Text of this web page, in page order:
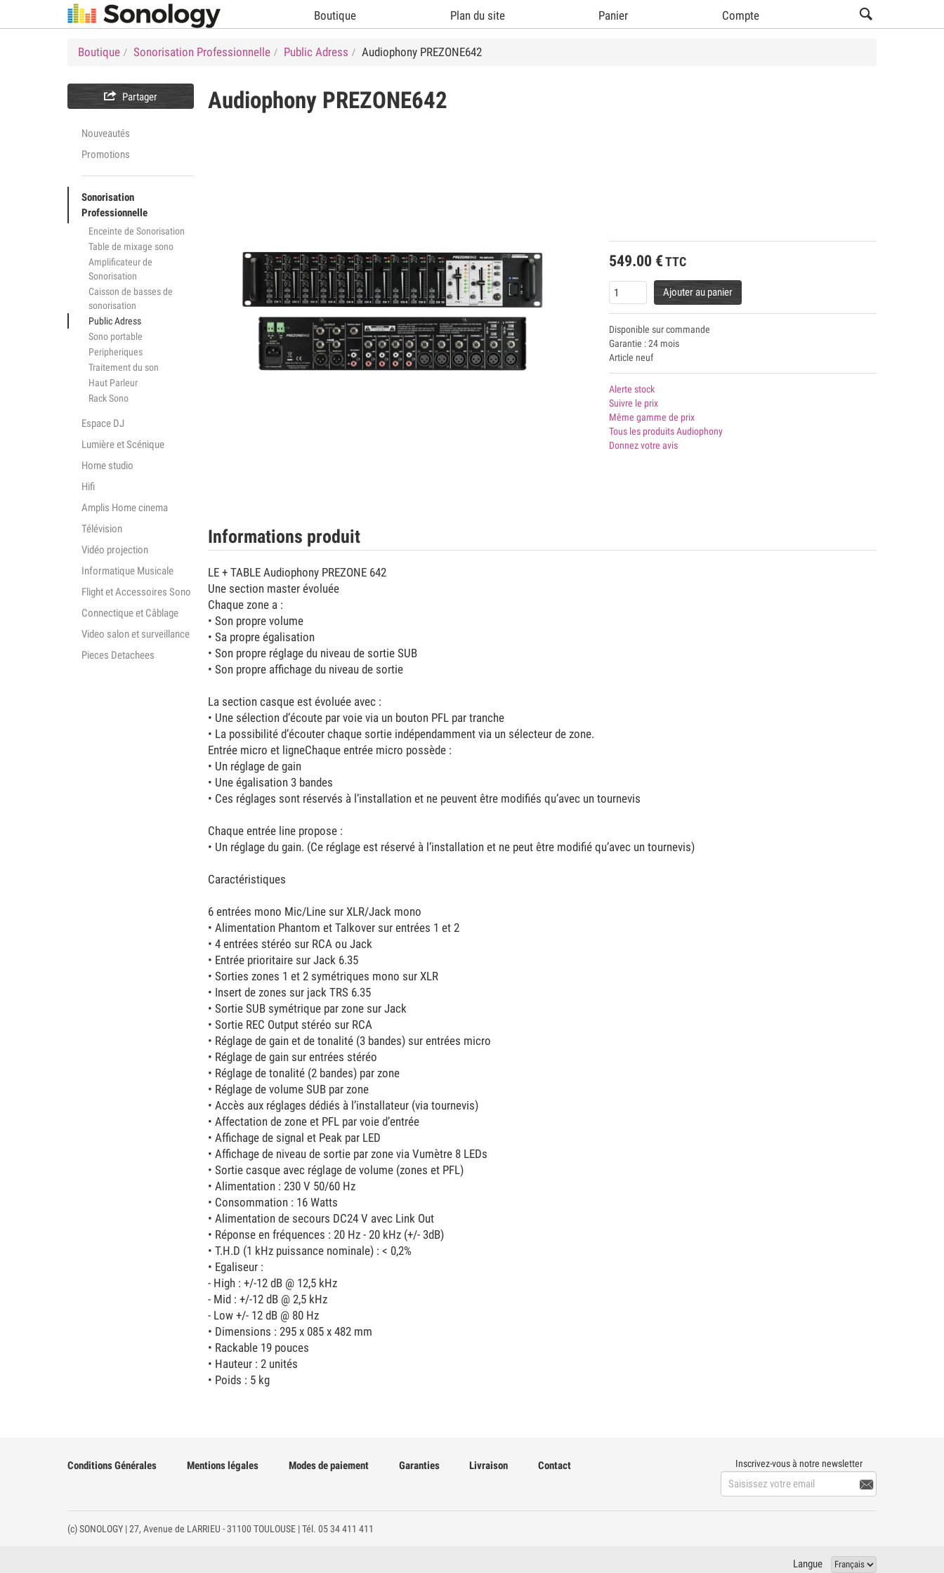
Boutique Plan du site Panier Compte
Boutique Sonorisation Professionnelle Public Adress Audiophony PREZONE642
 Partager
Nouveautés
Promotions
Sonorisation
Professionnelle
Enceinte de Sonorisation
Table de mixage sono
Amplificateur de
Sonorisation
Caisson de basses de
sonorisation
Public Adress
Sono portable
Peripheriques
Traitement du son
Haut Parleur
Rack Sono
Espace DJ
Lumière et Scénique
Home studio
Hifi
Amplis Home cinema
Télévision
Vidéo projection
Informatique Musicale
Flight et Accessoires Sono
Connectique et Câblage
Video salon et surveillance
Pieces Detachees
Audiophony PREZONE642
549.00 € TTC
Ajouter au panier
Disponible sur commande
Garantie : 24 mois
Article neuf
Alerte stock
Suivre le prix
Même gamme de prix
Tous les produits Audiophony
Donnez votre avis
Informations produit
LE + TABLE Audiophony PREZONE 642
Une section master évoluée
Chaque zone a :
• Son propre volume
• Sa propre égalisation
• Son propre réglage du niveau de sortie SUB
• Son propre affichage du niveau de sortie
La section casque est évoluée avec :
• Une sélection d’écoute par voie via un bouton PFL par tranche
• La possibilité d’écouter chaque sortie indépendamment via un sélecteur de zone.
Entrée micro et ligneChaque entrée micro possède :
• Un réglage de gain
• Une égalisation 3 bandes
• Ces réglages sont réservés à l’installation et ne peuvent être modifiés qu’avec un tournevis
Chaque entrée line propose :
• Un réglage du gain. (Ce réglage est réservé à l’installation et ne peut être modifié qu’avec un tournevis)
Caractéristiques
6 entrées mono Mic/Line sur XLR/Jack mono
• Alimentation Phantom et Talkover sur entrées 1 et 2
• 4 entrées stéréo sur RCA ou Jack
• Entrée prioritaire sur Jack 6.35
• Sorties zones 1 et 2 symétriques mono sur XLR
• Insert de zones sur jack TRS 6.35
• Sortie SUB symétrique par zone sur Jack
• Sortie REC Output stéréo sur RCA
• Réglage de gain et de tonalité (3 bandes) sur entrées micro
• Réglage de gain sur entrées stéréo
• Réglage de tonalité (2 bandes) par zone
• Réglage de volume SUB par zone
• Accès aux réglages dédiés à l’installateur (via tournevis)
• Affectation de zone et PFL par voie d’entrée
• Affichage de signal et Peak par LED
• Affichage de niveau de sortie par zone via Vumètre 8 LEDs
• Sortie casque avec réglage de volume (zones et PFL)
• Alimentation : 230 V 50/60 Hz
• Consommation : 16 Watts
• Alimentation de secours DC24 V avec Link Out
• Réponse en fréquences : 20 Hz - 20 kHz (+/- 3dB)
• T.H.D (1 kHz puissance nominale) : < 0,2%
• Egaliseur :
- High : +/-12 dB @ 12,5 kHz
- Mid : +/-12 dB @ 2,5 kHz
- Low +/- 12 dB @ 80 Hz
• Dimensions : 295 x 085 x 482 mm
• Rackable 19 pouces
• Hauteur : 2 unités
• Poids : 5 kg
Inscrivez-vous à notre newsletter

Conditions Générales Mentions légales Modes de paiement Garanties Livraison Contact
(c) SONOLOGY | 27, Avenue de LARRIEU - 31100 TOULOUSE | Tél. 05 34 411 411
Langue